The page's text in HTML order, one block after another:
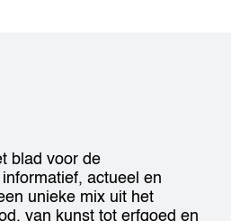
blad voor de
actueel en
unieke mix uit het